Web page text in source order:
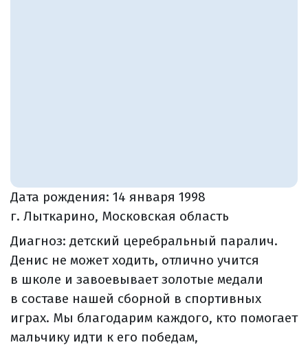
Дата рождения: 14 января 1998
г. Лыткарино, Московская область
Диагноз: детский церебральный паралич.
Денис не может ходить, отлично учится
в школе и завоевывает золотые медали
в составе нашей сборной в спортивных
играх. Мы благодарим каждого, кто помогает
мальчику идти к его победам,